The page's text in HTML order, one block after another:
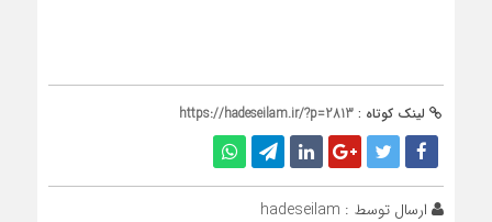
لینک کوتاه : https://hadeseilam.ir/?p=2813
ارسال توسط : hadeseilam